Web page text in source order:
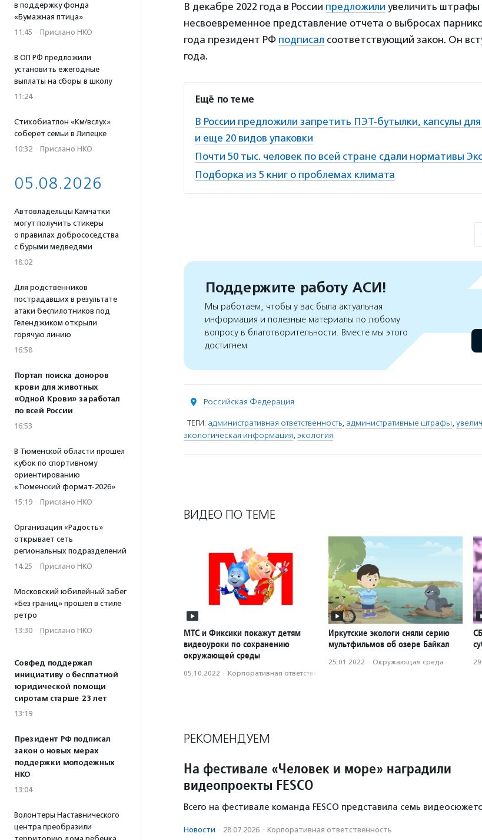
в поддержку фонда
«Бумажная птица»
11:45 · Прислано НКО
В ОП РФ предложили
установить ежегодные
выплаты на сборы в школу
11:24
Стихобиатлон «Км/вслух»
соберет семьи в Липецке
10:32 · Прислано НКО
05.08.2026
Автовладельцы Камчатки
могут получить стикеры
о правилах добрососедства
с бурыми медведями
18:02
Для родственников
пострадавших в результате
атаки беспилотников под
Геленджиком открыли
горячую линию
16:58
Портал поиска доноров
крови для животных
«Одной Крови» заработал
по всей России
16:53
В Тюменской области прошел
кубок по спортивному
ориентированию
«Тюменский формат-2026»
15:19 · Прислано НКО
Организация «Радость»
открывает сеть
региональных подразделений
14:25 · Прислано НКО
Московский юбилейный забег
«Без границ» прошел в стиле
ретро
13:30 · Прислано НКО
Совфед поддержал
инициативу о бесплатной
юридической помощи
сиротам старше 23 лет
13:19
Президент РФ подписал
закон о новых мерах
поддержки молодежных
НКО
13:04
Волонтеры Наставнического
центра преобразили
В декабре 2022 года в России предложили увеличить штрафы
несвоевременное представление отчета о выбросах
года президент РФ подписал соответствующий закон. Он
года.
Ещё по теме
В России предложили запретить ПЭТ-бутылки, капсулы
и еще 20 видов упаковки
Почти 50 тыс. человек по всей стране сдали нормативы
Подборка из 5 книг о проблемах климата
Поддержите работу АСИ!
Мы работаем, чтобы у вас была актуальная
информация и полезные материалы по любому
вопросу в благотворительности. Вместе мы этого
достигнем
Российская Федерация
ТЕГИ: административная ответственность, административные штрафы,
экологическая информация, экология
ВИДЕО ПО ТЕМЕ
МТС и Фиксики покажут детям
видеоуроки по сохранению
окружающей среды
05.10.2022 · Корпоративная ответственность
Иркутские экологи сняли серию
мультфильмов об озере Байкал
25.01.2022 · Окружающая среда
РЕКОМЕНДУЕМ
На фестивале «Человек и море» наградили
видеопроекты FESCO
Всего на фестивале команда FESCO представила семь
Новости · 28.07.2026 · Корпоративная ответственность